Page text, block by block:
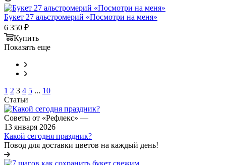
Букет 27 альстромерий «Посмотри на меня»
6 350 ₽
Купить
Показать еще
1 2 3 4 5 ... 10
Статьи
Советы от «Рефлекс» —
13 января 2026
Какой сегодня праздник?
Повод для доставки цветов на каждый день!